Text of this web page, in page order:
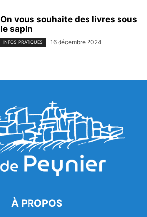
On vous souhaite des livres sous
le sapin
INFOS PRATIQUES 16 décembre 2024
À PROPOS